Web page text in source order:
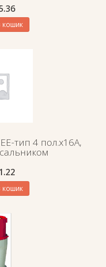
кошик
тип 4 пол.х16А,
кошик